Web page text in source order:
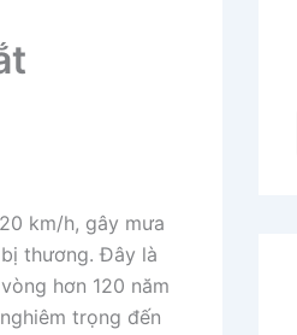
km/h, gây mưa
thương. Đây là
hơn 120 năm
trọng đến